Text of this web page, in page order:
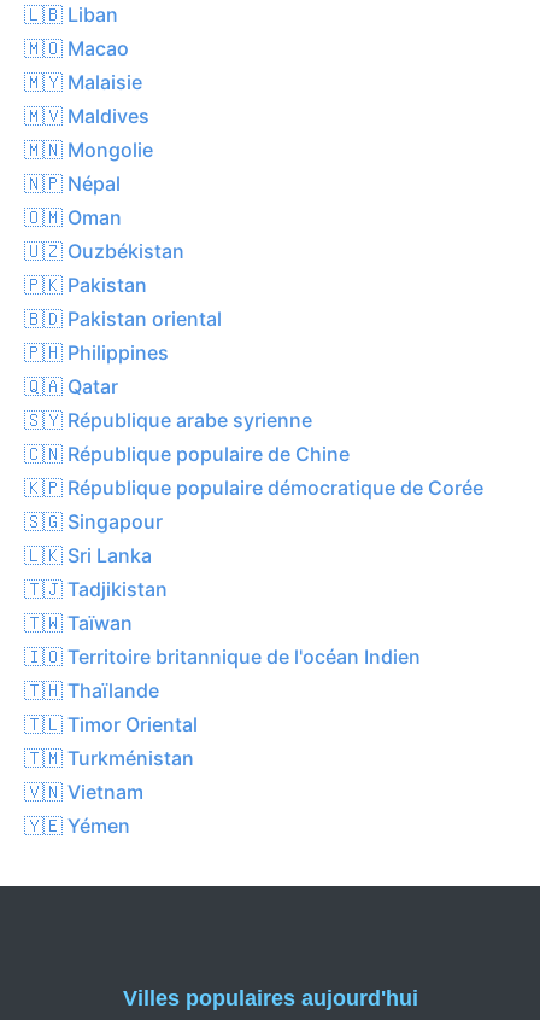
🇱🇧 Liban
🇲🇴 Macao
🇲🇾 Malaisie
🇲🇻 Maldives
🇲🇳 Mongolie
🇳🇵 Népal
🇴🇲 Oman
🇺🇿 Ouzbékistan
🇵🇰 Pakistan
🇧🇩 Pakistan oriental
🇵🇭 Philippines
🇶🇦 Qatar
🇸🇾 République arabe syrienne
🇨🇳 République populaire de Chine
🇰🇵 République populaire démocratique de Corée
🇸🇬 Singapour
🇱🇰 Sri Lanka
🇹🇯 Tadjikistan
🇹🇼 Taïwan
🇮🇴 Territoire britannique de l'océan Indien
🇹🇭 Thaïlande
🇹🇱 Timor Oriental
🇹🇲 Turkménistan
🇻🇳 Vietnam
🇾🇪 Yémen
Villes populaires aujourd'hui